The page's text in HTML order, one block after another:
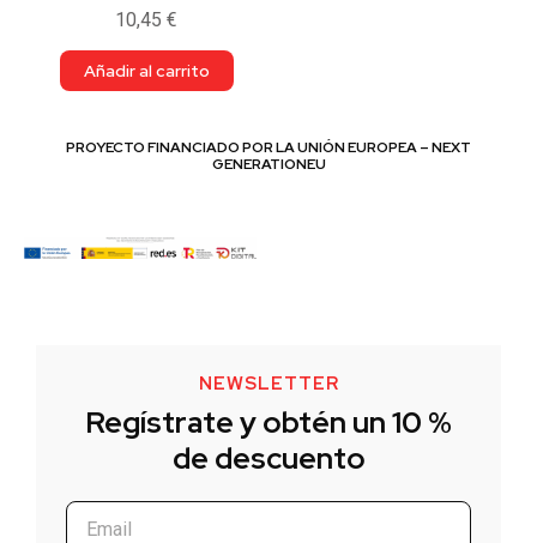
10,45 €
Añadir al carrito
PROYECTO FINANCIADO POR LA UNIÓN EUROPEA – NEXT
GENERATIONEU
NEWSLETTER
Regístrate y obtén un 10 %
de descuento